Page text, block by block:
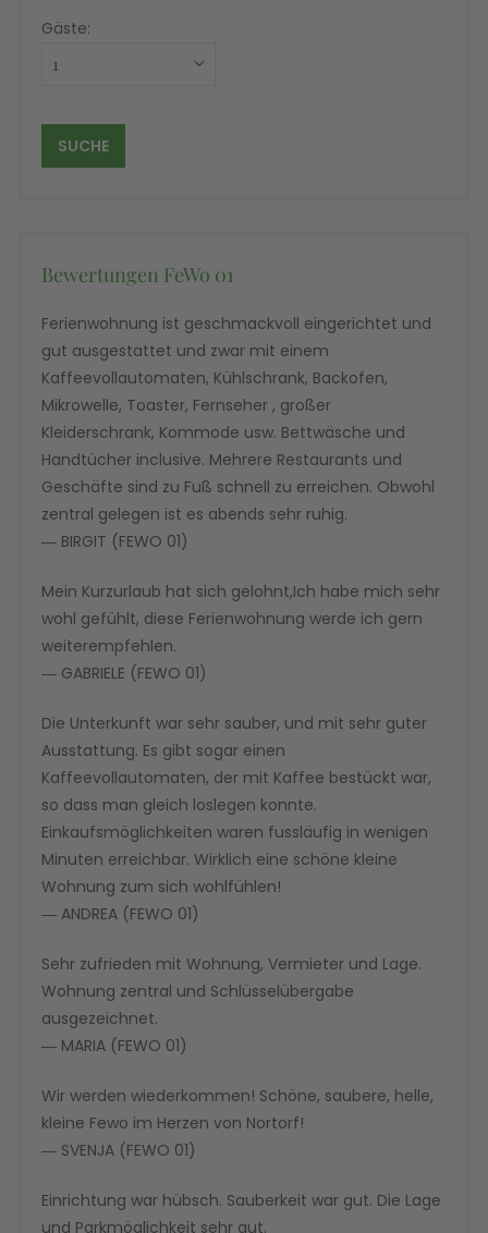
Gäste:
Bewertungen FeWo 01
Ferienwohnung ist geschmackvoll eingerichtet und
gut ausgestattet und zwar mit einem
Kaffeevollautomaten, Kühlschrank, Backofen,
Mikrowelle, Toaster, Fernseher , großer
Kleiderschrank, Kommode usw. Bettwäsche und
Handtücher inclusive. Mehrere Restaurants und
Geschäfte sind zu Fuß schnell zu erreichen. Obwohl
zentral gelegen ist es abends sehr ruhig.
― BIRGIT (FEWO 01)
Mein Kurzurlaub hat sich gelohnt,Ich habe mich sehr
wohl gefühlt, diese Ferienwohnung werde ich gern
weiterempfehlen.
― GABRIELE (FEWO 01)
Die Unterkunft war sehr sauber, und mit sehr guter
Ausstattung. Es gibt sogar einen
Kaffeevollautomaten, der mit Kaffee bestückt war,
so dass man gleich loslegen konnte.
Einkaufsmöglichkeiten waren fussläufig in wenigen
Minuten erreichbar. Wirklich eine schöne kleine
Wohnung zum sich wohlfühlen!
― ANDREA (FEWO 01)
Sehr zufrieden mit Wohnung, Vermieter und Lage.
Wohnung zentral und Schlüsselübergabe
ausgezeichnet.
― MARIA (FEWO 01)
Wir werden wiederkommen! Schöne, saubere, helle,
kleine Fewo im Herzen von Nortorf!
― SVENJA (FEWO 01)
Einrichtung war hübsch. Sauberkeit war gut. Die Lage
und Parkmöglichkeit sehr gut.